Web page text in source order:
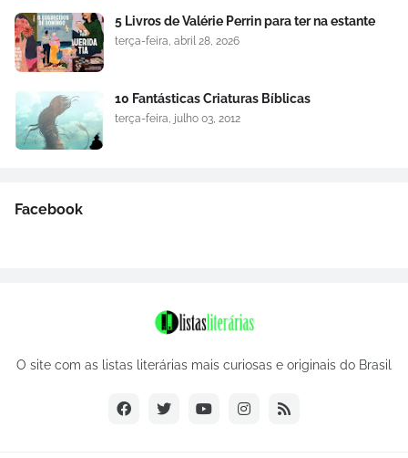
5 Livros de Valérie Perrin para ter na estante
terça-feira, abril 28, 2026
10 Fantásticas Criaturas Bíblicas
terça-feira, julho 03, 2012
Facebook
O site com as listas literárias mais curiosas e originais do Brasil